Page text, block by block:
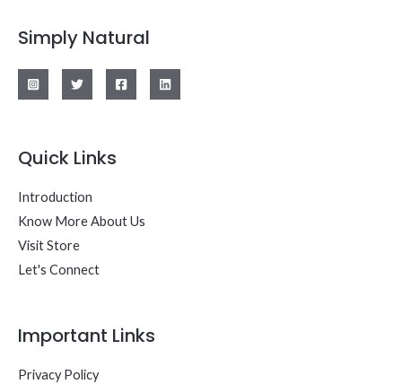
Simply Natural
Quick Links
Introduction
Know More About Us
Visit Store
Let's Connect
Important Links
Privacy Policy